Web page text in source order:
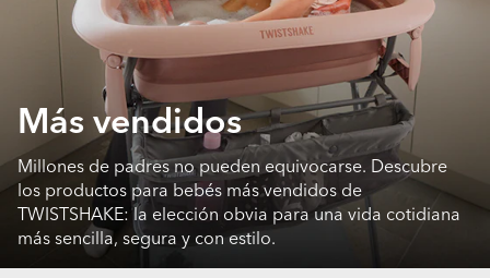
Más vendidos
Millones de padres no pueden equivocarse. Descubre
los productos para bebés más vendidos de
TWISTSHAKE: la elección obvia para una vida cotidiana
más sencilla, segura y con estilo.